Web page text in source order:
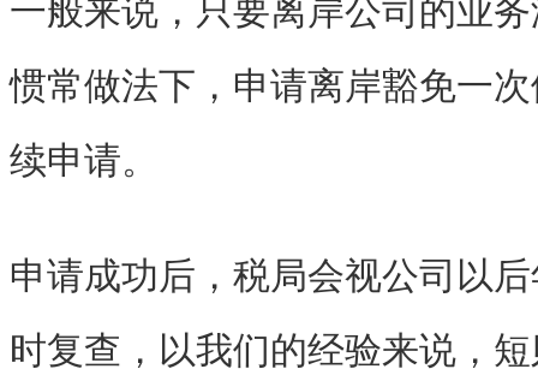
一般来说，只要离岸公司的业
惯常做法下，申请离岸豁免一
续申请。
申请成功后，税局会视公司以
时复查，以我们的经验来说，